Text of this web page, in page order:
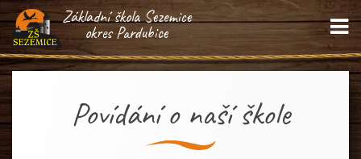
Základní škola Sezemice
okres Pardubice
Povídání o naší škole